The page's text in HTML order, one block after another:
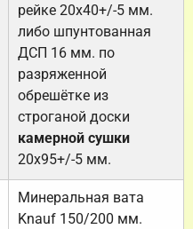
рейке 20х40+/-5 мм.
либо шпунтованная
ДСП 16 мм. по
разряженной
обрешётке из
строганой доски
камерной сушки
20х95+/-5 мм.
Минеральная вата
Knauf 150/200 мм.